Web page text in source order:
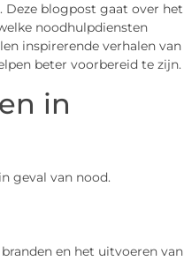
Deze blogpost gaat over het
noodhulpdiensten
inspirerende verhalen van
beter voorbereid te zijn.
in
geval van nood.
en het uitvoeren van